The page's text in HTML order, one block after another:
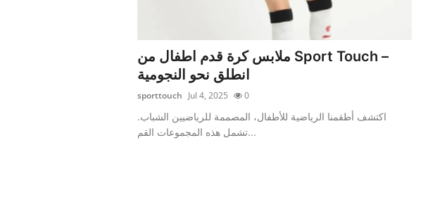
ملابس كرة قدم اطفال من Sport Touch –
انطلق نحو النجومية
sporttouch Jul 4, 2025 0
اكتشف أطقمنا الرياضية للأطفال، المصممة للرياضيين الشباب.
تشمل هذه المجموعات القم...